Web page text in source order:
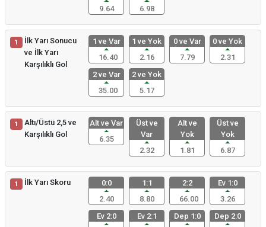
9.64
6.98
1
İlk Yarı Sonucu
ve İlk Yarı
Karşılıklı Gol
1 ve Var
16.40
1 ve Yok
2.16
0 ve Var
7.79
0 ve Yok
2.31
2 ve Var
35.00
2 ve Yok
5.17
1
Altı/Üstü 2,5 ve
Karşılıklı Gol
Alt ve Var
6.35
Üst ve
Var
2.32
Alt ve
Yok
1.81
Üst ve
Yok
6.87
1 İlk Yarı Skoru
0:0
2.40
1:1
8.80
2:2
66.00
Ev 1:0
3.26
Ev 2:0
Ev 2:1
Dep 1:0
Dep 2:0